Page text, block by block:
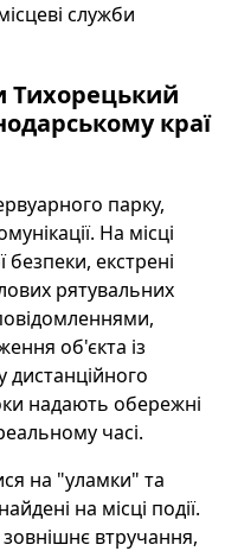
служби
Тихорецький
краї
парку,
На місці
екстрені
рятувальних
об'єкта із
дистанційного
надають обережні
часі.
на "уламки" та
на місці події.
втручання,